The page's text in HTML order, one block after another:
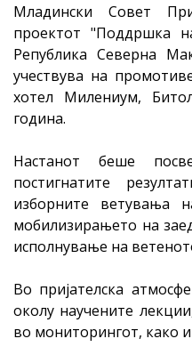
Младински Совет
проектот "Поддршка
Република Северна
учествува на
хотел Милениум,
година.
Настанот беше
постигнатите
изборните ветувања
мобилизирањето на
исполнување на
Во пријателска
околу научените
во мониторингот, како